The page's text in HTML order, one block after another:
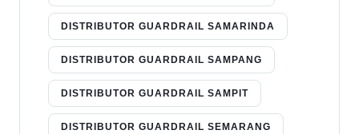
DISTRIBUTOR GUARDRAIL SAMARINDA
DISTRIBUTOR GUARDRAIL SAMPANG
DISTRIBUTOR GUARDRAIL SAMPIT
DISTRIBUTOR GUARDRAIL SEMARANG